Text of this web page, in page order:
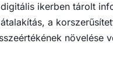
ikerben tárolt
a
növelése